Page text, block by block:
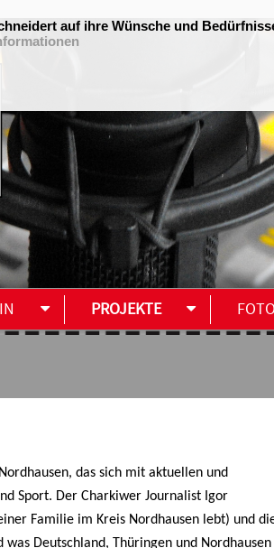
PROJEKTE
das sich mit aktuellen und
Sport. Der Charkiwer Journalist Igor
Familie im Kreis Nordhausen lebt) und
Deutschland, Thüringen und Nordhausen